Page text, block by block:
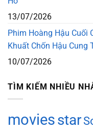
13/07/2026
Phim Hoàng Hậu Cuối
Khuất Chốn Hậu Cung
10/07/2026
TÌM KIẾM NHIỀU
moviesstar